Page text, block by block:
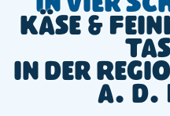
Käse &
in der
a. d.